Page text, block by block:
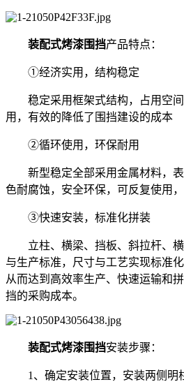
装配式烤漆围挡产品特点：
①经济实用，结构稳定
稳定采用框架式结构，占用空间
用，有效的降低了围挡建设的成本
②循环使用，环保耐用
新型稳定全部采用金属材料，表
色耐腐蚀，安全环保，可反复使用
③快速安装，标准化拼装
立柱、横梁、挡板、斜拉杆、横
与生产标准，尺寸与工艺实现标准
从而达到高效率生产、快速运输和
挡的采购成本。
装配式烤漆围挡安装步骤：
1、确定安装位置，安装两侧明